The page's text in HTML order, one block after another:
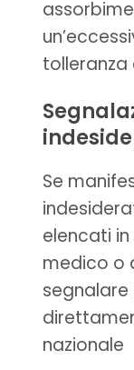
tolleranza
Se
elencati
medico o
nazionale